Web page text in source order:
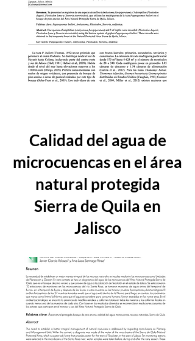
Calidad del agua de
microcuencas en el área
natural protegida
Sierra de Quila en
Jalisco